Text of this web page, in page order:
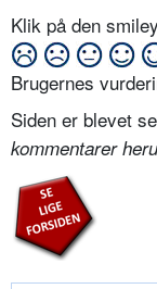
Klik på den
Brugernes
Siden er blevet
kommentarer